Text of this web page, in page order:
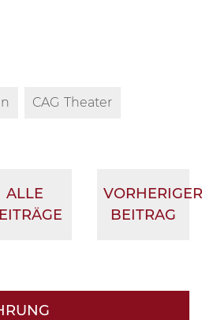
CAG Theater
ALLE
VORHERIGER
BEITRAG